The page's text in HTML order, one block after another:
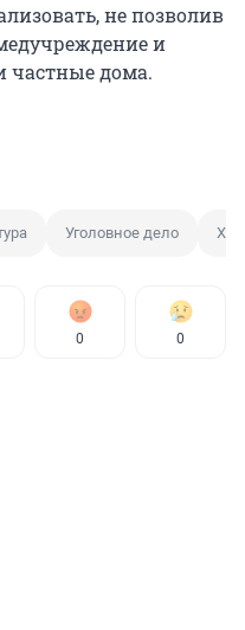
не позволив
и
частные дома.
Уголовное дело
0 0